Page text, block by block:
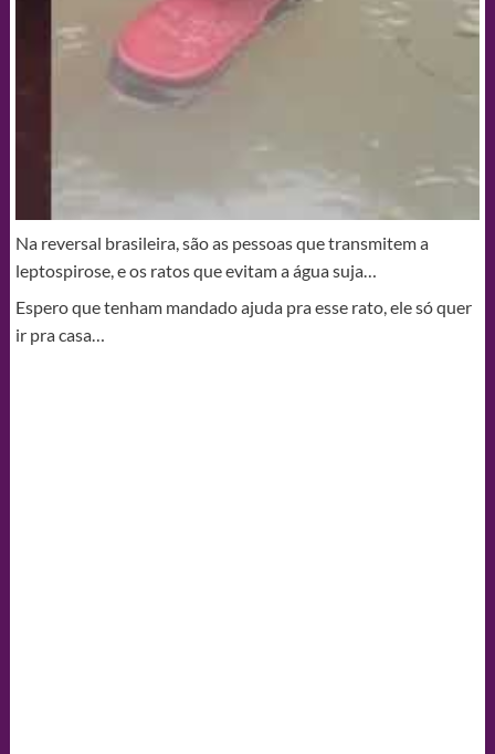
Na reversal brasileira, são as pessoas que transmitem a
leptospirose, e os ratos que evitam a água suja…
Espero que tenham mandado ajuda pra esse rato, ele só quer
ir pra casa…